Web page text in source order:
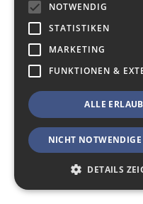
NOTWENDIG
STATISTIKEN
MARKETING
FUNKTIONEN &
ALLE
NICHT
DETAILS